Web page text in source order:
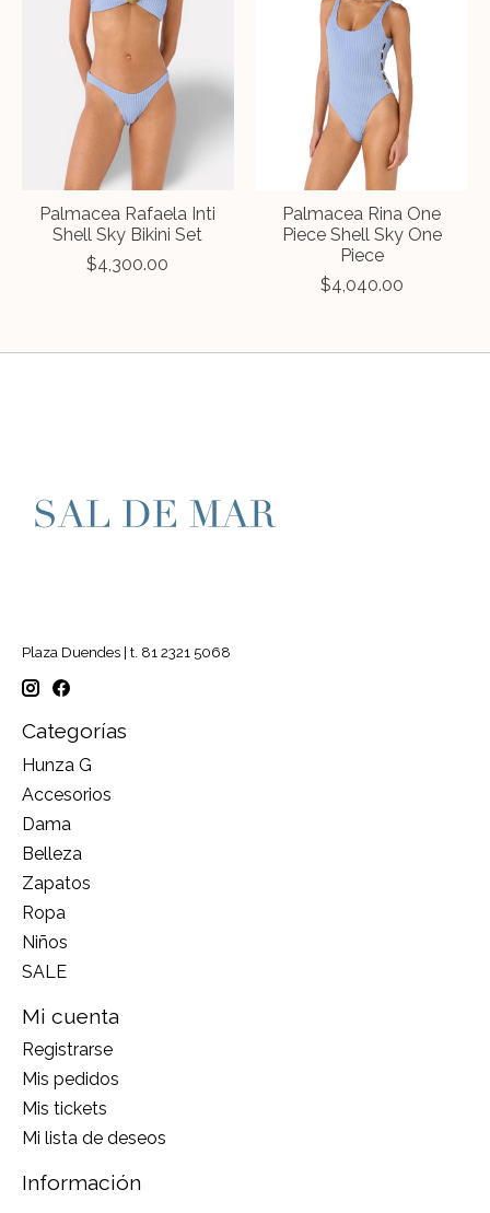
Palmacea Rafaela Inti
Shell Sky Bikini Set
$4,300.00
Palmacea Rina One
Piece Shell Sky One
Piece
$4,040.00
Plaza Duendes | t. 81 2321 5068
Categorías
Hunza G
Accesorios
Dama
Belleza
Zapatos
Ropa
Niños
SALE
Mi cuenta
Registrarse
Mis pedidos
Mis tickets
Mi lista de deseos
Información